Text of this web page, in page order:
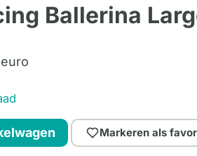
Ballerina
euro
Markeren als